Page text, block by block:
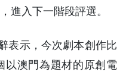
進入下一階段評選。
表示，今次劇本創作比
以澳門為題材的原創電